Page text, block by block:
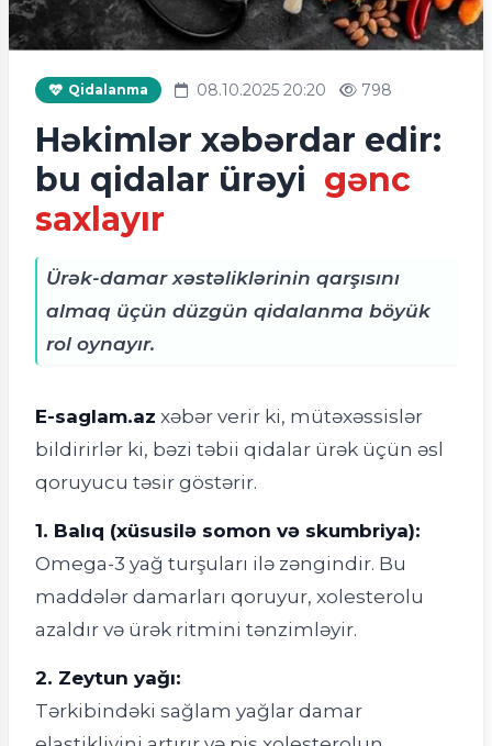
Qidalanma 08.10.2025 20:20 798
Həkimlər xəbərdar edir:
bu qidalar ürəyi gənc
saxlayır
Ürək-damar xəstəliklərinin qarşısını
almaq üçün düzgün qidalanma böyük
rol oynayır.
E-saglam.az xəbər verir ki, mütəxəssislər
bildirirlər ki, bəzi təbii qidalar ürək üçün əsl
qoruyucu təsir göstərir.
1. Balıq (xüsusilə somon və skumbriya):
Omega-3 yağ turşuları ilə zəngindir. Bu
maddələr damarları qoruyur, xolesterolu
azaldır və ürək ritmini tənzimləyir.
2. Zeytun yağı:
Tərkibindəki sağlam yağlar damar